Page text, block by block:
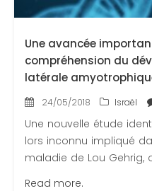
Une avancée
compréhension du
latérale
24/05/2018 Israël
Une nouvelle étude
lors inconnu impliqué
maladie de Lou Gehrig,
Read more.